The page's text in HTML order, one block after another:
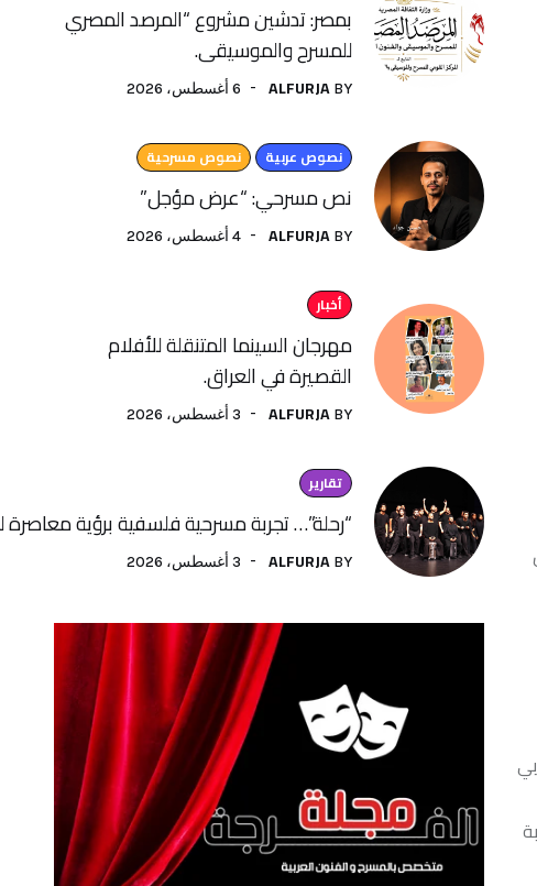
بمصر: تدشين مشروع “المرصد المصري
للمسرح والموسيقى.
ALFURJA 6 أغسطس، 2026
نصوص عربية نصوص مسرحية
نص مسرحي: “عرض مؤجل”
BY
ALFURJA 4 أغسطس، 2026
أخبار
مهرجان السينما المتنقلة للأفلام
القصيرة في العراق.
BY
ALFURJA 3 أغسطس، 2026
“رحلة”… تجربة مسرحية فلسفية برؤية معاصرة لفنون الأداء
BY
ALFURJA 3 أغسطس، 2026